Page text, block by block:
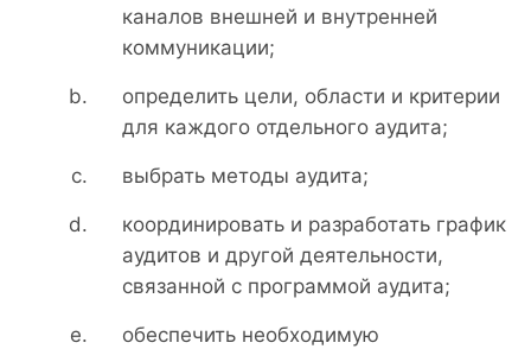
каналов внешней и внутренней
коммуникации;
определить цели, области и критерии
для каждого отдельного аудита;
выбрать методы аудита;
координировать и разработать график
аудитов и другой деятельности,
связанной с программой аудита;
обеспечить необходимую